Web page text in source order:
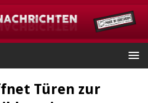
Türen zur